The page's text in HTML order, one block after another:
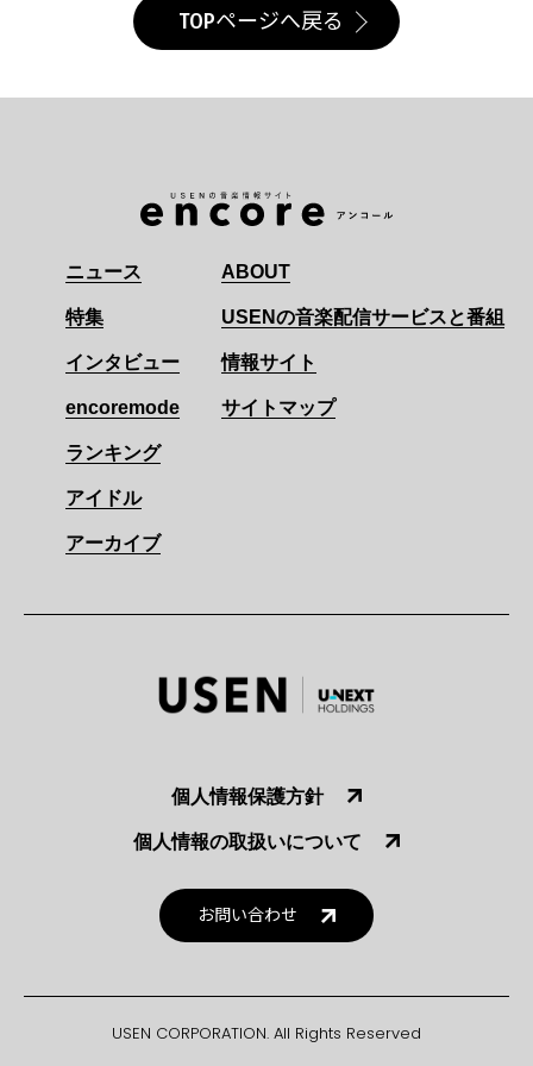
TOPページへ戻る
ニュース
特集
インタビュー
encoremode
ランキング
アイドル
アーカイブ
ABOUT
USENの音楽配信サービスと番組
情報サイト
サイトマップ
個人情報保護方針
個人情報の取扱いについて
お問い合わせ
USEN CORPORATION. All Rights Reserved